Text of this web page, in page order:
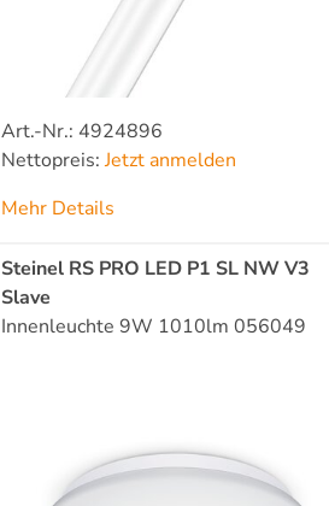
Art.-Nr.: 4924896
Nettopreis:Jetzt anmelden
Mehr Details
Steinel RS PRO LED P1 SL NW V3
Slave
Innenleuchte 9W 1010lm 056049